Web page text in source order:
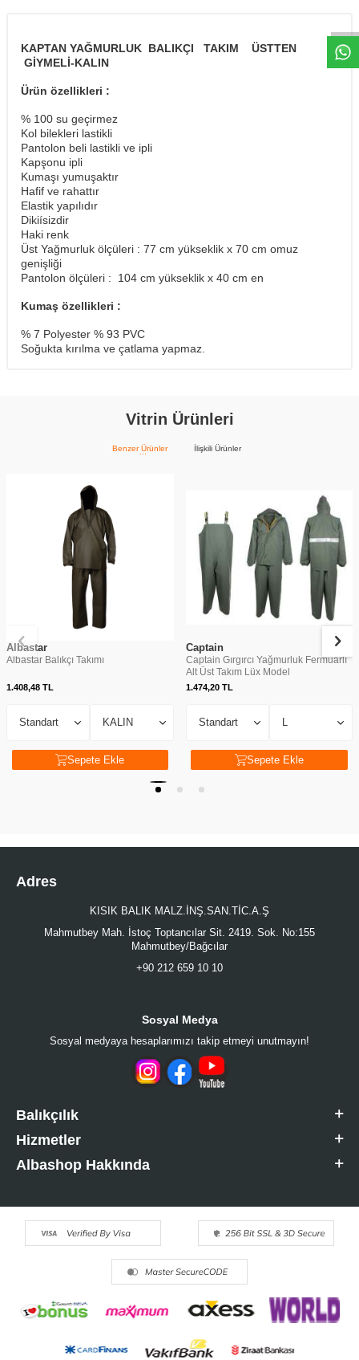
KAPTAN YAĞMURLUK BALIKÇI TAKIM ÜSTTEN
GİYMELİ-KALIN
Ürün özellikleri :
% 100 su geçirmez
Kol bilekleri lastikli
Pantolon beli lastikli ve ipli
Kapşonu ipli
Kumaşı yumuşaktır
Hafif ve rahattır
Elastik yapılıdır
Dikiísizdir
Haki renk
Üst Yağmurluk ölçüleri : 77 cm yükseklik x 70 cm omuz
genişliği
Pantolon ölçüleri : 104 cm yükseklik x 40 cm en
Kumaş özellikleri :
% 7 Polyester % 93 PVC
Soğukta kırılma ve çatlama yapmaz.
Vitrin Ürünleri
Benzer Ürünler İlişkili Ürünler
Albastar
Albastar Balıkçı Takımı
1.408,48 TL
Sepete Ekle
Captain
Captain Gırgırcı Yağmurluk Fermuarlı
Alt Üst Takım Lüx Model
1.474,20TL
Sepete Ekle
Adres
KISIK BALIK MALZ.İNŞ.SAN.TİC.A.Ş
Mahmutbey Mah. İstoç Toptancılar Sit. 2419. Sok. No:155
Mahmutbey/Bağcılar
+90 212 659 10 10
Sosyal Medya
Sosyal medyaya hesaplarımızı takip etmeyi unutmayın!
Balıkçılık
Hizmetler
Albashop Hakkında